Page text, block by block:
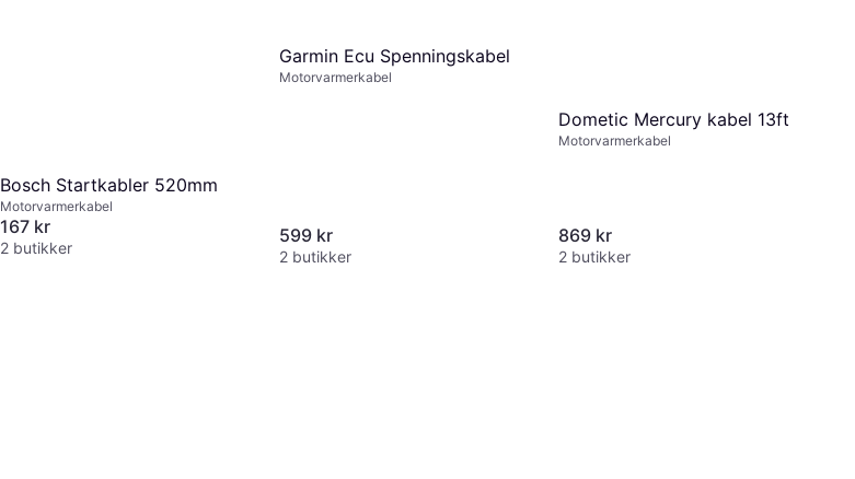
Bosch Startkabler 520mm
Motorvarmerkabel
167 kr
2 butikker
Garmin Ecu Spenningskabel
Motorvarmerkabel
599 kr
2 butikker
Dometic Mercury kabel 13ft
Motorvarmerkabel
869 kr
2 butikker